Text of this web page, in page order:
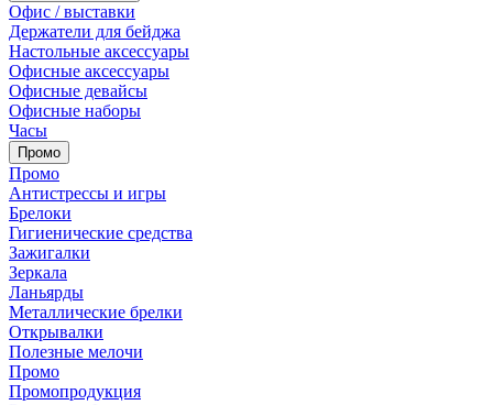
Офис / выставки
Держатели для бейджа
Настольные аксессуары
Офисные аксессуары
Офисные девайсы
Офисные наборы
Часы
Промо
Промо
Антистрессы и игры
Брелоки
Гигиенические средства
Зажигалки
Зеркала
Ланьярды
Металлические брелки
Открывалки
Полезные мелочи
Промо
Промопродукция